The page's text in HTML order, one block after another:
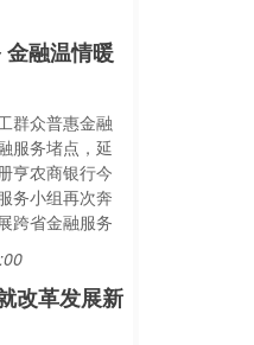
融温情暖
群众普惠金融
服务堵点，延
亨农商银行今
务小组再次奔
跨省金融服务
改革发展新